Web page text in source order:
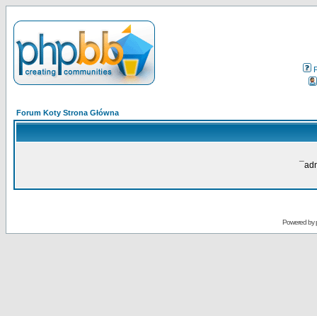
Forum Koty Strona Główna
Powered by